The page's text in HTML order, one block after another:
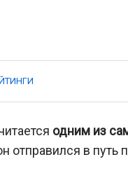
одним из
отправился в